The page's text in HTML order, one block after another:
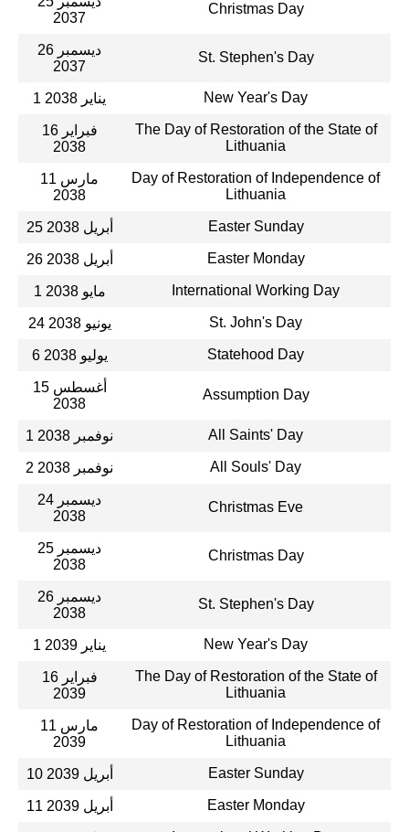
2037
Christmas Day
26 ديسمبر
2037
St. Stephen's Day
1 يناير 2038 New Year's Day
16 فبراير
2038
The Day of Restoration of the State of
Lithuania
11 مارس
2038
Day of Restoration of Independence of
Lithuania
25 أبريل 2038 Easter Sunday
26 أبريل 2038 Easter Monday
1 مايو 2038 International Working Day
24 يونيو 2038 St. John's Day
6 يوليو 2038 Statehood Day
15 أغسطس
2038
Assumption Day
1 نوفمبر 2038 All Saints' Day
2 نوفمبر 2038 All Souls' Day
24 ديسمبر
2038
Christmas Eve
25 ديسمبر
2038
Christmas Day
26 ديسمبر
2038
St. Stephen's Day
1 يناير 2039 New Year's Day
16 فبراير
2039
The Day of Restoration of the State of
Lithuania
11 مارس
2039
Day of Restoration of Independence of
Lithuania
10 أبريل 2039 Easter Sunday
11 أبريل 2039 Easter Monday